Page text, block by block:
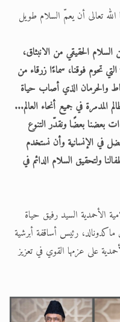
تعالى أن يعمّ السلام طويل
الحقيقي من الانبثاق،
تحوم فوقنا، سماءًا زرقاء من
والحرمان الذي أصاب حياة
في جميع أنحاء العالم...
بعضنا بعضًا ونقدّر التنوع
في الإنسانية وأن نستخدم
ولتحقيق السلام الدائم في
الأحمدية السيد رفيق حياة
ماكدونالد، رئيس أساقفة أبرشية
على عزمها القوي في تعزيز